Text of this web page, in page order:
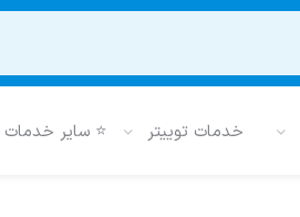
خدمات توییتر ⭐ سایر خدمات